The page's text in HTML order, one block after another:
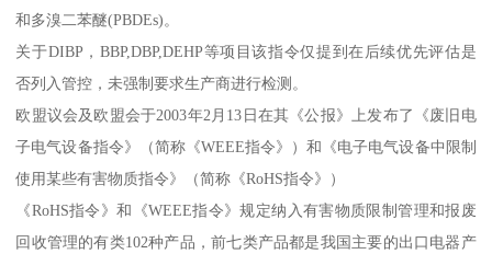
和多溴二苯醚(PBDEs)。
关于DIBP，BBP,DBP,DEHP等项目该指令仅提到在后续优先评估是
否列入管控，未强制要求生产商进行检测。
欧盟议会及欧盟会于2003年2月13日在其《公报》上发布了《废旧电
子电气设备指令》（简称《WEEE指令》）和《电子电气设备中限制
使用某些有害物质指令》（简称《RoHS指令》）
《RoHS指令》和《WEEE指令》规定纳入有害物质限制管理和报废
回收管理的有类102种产品，前七类产品都是我国主要的出口电器产